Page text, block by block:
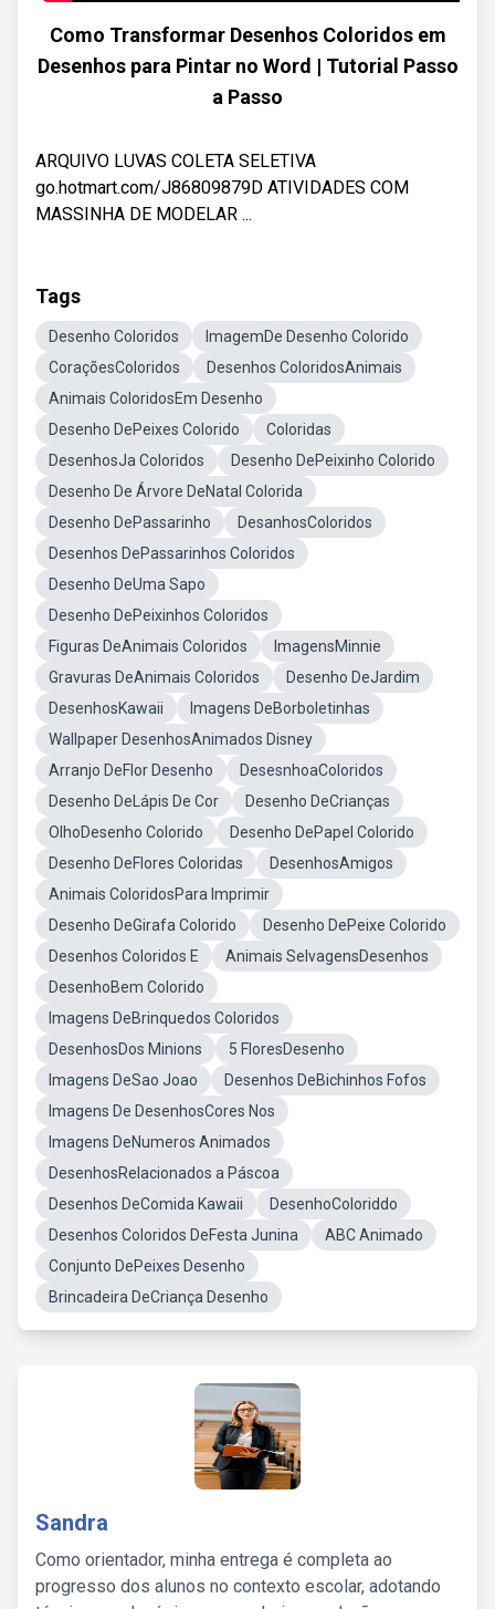
Como Transformar Desenhos Coloridos em
Desenhos para Pintar no Word | Tutorial Passo
a Passo
ARQUIVO LUVAS COLETA SELETIVA
go.hotmart.com/J86809879D ATIVIDADES COM
MASSINHA DE MODELAR ...
Tags
Desenho Coloridos
ImagemDe Desenho Colorido
CoraçõesColoridos
Desenhos ColoridosAnimais
Animais ColoridosEm Desenho
Desenho DePeixes Colorido
Coloridas
DesenhosJa Coloridos
Desenho DePeixinho Colorido
Desenho De Árvore DeNatal Colorida
Desenho DePassarinho
DesanhosColoridos
Desenhos DePassarinhos Coloridos
Desenho DeUma Sapo
Desenho DePeixinhos Coloridos
Figuras DeAnimais Coloridos
ImagensMinnie
Gravuras DeAnimais Coloridos
Desenho DeJardim
DesenhosKawaii
Imagens DeBorboletinhas
Wallpaper DesenhosAnimados Disney
Arranjo DeFlor Desenho
DesesnhoaColoridos
Desenho DeLápis De Cor
Desenho DeCrianças
OlhoDesenho Colorido
Desenho DePapel Colorido
Desenho DeFlores Coloridas
DesenhosAmigos
Animais ColoridosPara Imprimir
Desenho DeGirafa Colorido
Desenho DePeixe Colorido
Desenhos Coloridos E
Animais SelvagensDesenhos
DesenhoBem Colorido
Imagens DeBrinquedos Coloridos
DesenhosDos Minions
5 FloresDesenho
Imagens DeSao Joao
Desenhos DeBichinhos Fofos
Imagens De DesenhosCores Nos
Imagens DeNumeros Animados
DesenhosRelacionados a Páscoa
Desenhos DeComida Kawaii
DesenhoColoriddo
Desenhos Coloridos DeFesta Junina
ABC Animado
Conjunto DePeixes Desenho
Brincadeira DeCriança Desenho
Sandra
Como orientador, minha entrega é completa ao
progresso dos alunos no contexto escolar, adotando